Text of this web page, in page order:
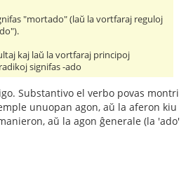
"mortado" (laŭ la vortfaraj reguloj
kaj laŭ la vortfaraj principoj
signifas -ado
Substantivo el verbo povas montri
unuopan agon, aŭ la aferon kiu
aŭ la agon ĝenerale (la 'ado'